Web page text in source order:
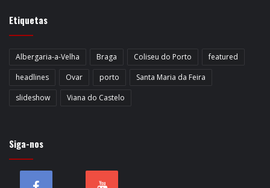
Etiquetas
Albergaria-a-Velha Braga Coliseu do Porto
featured
headlines
Ovar porto
Santa Maria da Feira
slideshow
Viana do Castelo
Siga-nos